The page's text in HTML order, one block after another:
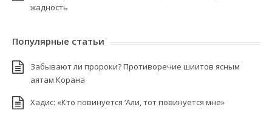
жадность
Популярные статьи
Забывают ли пророки? Противоречие шиитов ясным
аятам Корана
Хадис: «Кто повинуется ‘Али, тот повинуется мне»